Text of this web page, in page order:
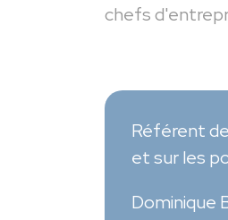
chefs
Référent
et sur les
Dominique